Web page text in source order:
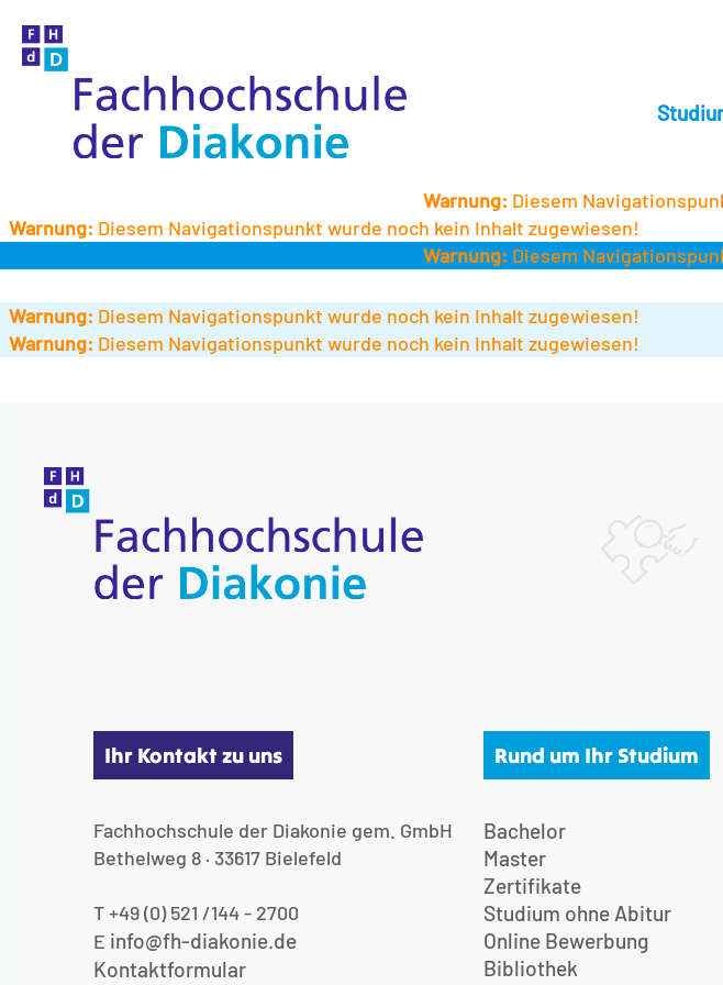
Warnung: Diesem
Warnung: Diesem Navigationspunkt wurde noch kein Inhalt zugewiesen!
Warnung: Diesem
Warnung: Diesem Navigationspunkt wurde noch kein Inhalt zugewiesen!
Warnung: Diesem Navigationspunkt wurde noch kein Inhalt zugewiesen!
Ihr Kontakt zu uns
Fachhochschule der Diakonie gem. GmbH
Bethelweg 8 · 33617 Bielefeld
T +49 (0) 521 /144 - 2700
E info@fh-diakonie.de
Kontaktformular
Rund um Ihr Studium
Bachelor
Master
Zertifikate
Studium ohne Abitur
Online Bewerbung
Bibliothek